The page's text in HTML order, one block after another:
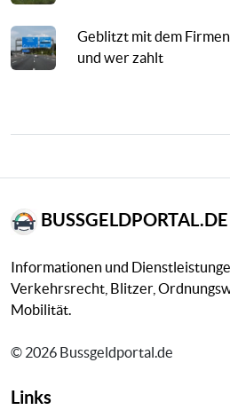
Geblitzt mit dem
und wer zahlt
BUSSGELDPORTAL.DE
Informationen und
Verkehrsrecht, Blitzer,
Mobilität.
© 2026 Bussgeldportal.de
Links